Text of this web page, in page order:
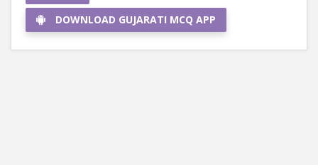
DOWNLOAD GUJARATI MCQ APP